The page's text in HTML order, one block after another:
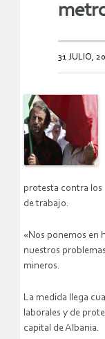
31 JULIO,
protesta contra los
de trabajo.
«Nos ponemos en
nuestros
mineros.
La medida llega
laborales y de
capital de Albania.